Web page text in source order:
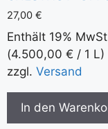
27,00 €
Enthält 19%
(4.500,00 € / 1 L)
zzgl. Versand
In den